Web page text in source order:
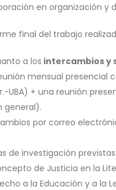
en organización y
final del trabajo
a los intercambios y
mensual presencial
UBA) + una reunión
general).
por correo
de investigación previstas
de Justicia en la
a la Educación y a la